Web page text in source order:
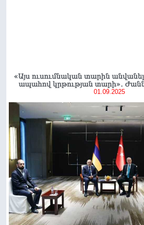
«Այս ուսումնական տարին
ապահով կրթության տարի»․
01.09.2025